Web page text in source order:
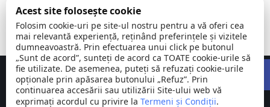
vineri
08:00 -
14:00
Comuna © Toate
Concept realizat deBig Media Relații Publice SRL
Acest site folosește cookie
Folosim cookie-uri pe site-ul nostru pentru a vă oferi cea
mai relevantă experiență, reținând preferințele și vizitele
dumneavoastră. Prin efectuarea unui click pe butonul
„Sunt de acord”, sunteți de acord ca TOATE cookie-urile să
fie utilizate. De asemenea, puteți să refuzați cookie-urile
opționale prin apăsarea butonului „Refuz”. Prin
continuarea accesării sau utilizării Site-ului web vă
exprimați acordul cu privire la Termeni și Condiții.